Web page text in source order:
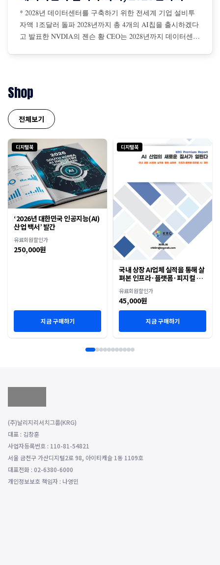
* 2028년 데이터센터를 구축하기 위한 전세계 기업 설비투
자액 1조달러 돌파 2028년까지 총 4개의 AI칩을 출시하겠다
고 발표한 NVDIA의 젠슨 황 CEO는 2028년까지 데이터센터
Shop
전체보기
디지털북
‘2026년 대한민국 인공지능(AI)
산업 백서’ 발간
유료회원할인가
250,000원
지금 구매하기
디지털북
국내 상장 AI업체 실적을 통해 살
펴본 인프라·플랫폼·피지컬 AI
유료회원할인가
45,000원
지금 구매하기
(주)날리지리서치그룹(KRG)
대표 : 김창훈
사업자등록번호 : 110-81-54821
서울 금천구 가산디지털2로 98, 아이티캐슬 1동 1109호
대표전화 : 02-6380-6000
개인정보보호 책임자 : 나영민